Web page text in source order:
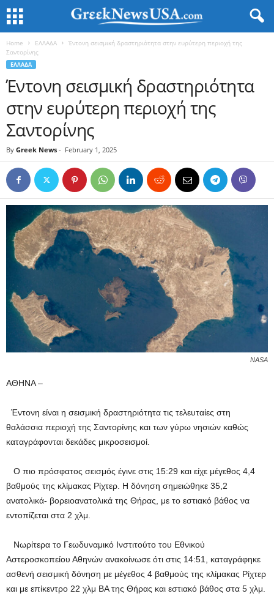
Home ΕΛΛΑΔΑ
Έντονη σεισμική δραστηριότητα στην ευρύτερη περιοχή της
Σαντορίνης
ΕΛΛΑΔΑ
Έντονη σεισμική δραστηριότητα
στην ευρύτερη περιοχή της
Σαντορίνης
By Greek News - February 1, 2025
NASA
ΑΘΗΝΑ –
Έντονη είναι η σεισμική δραστηριότητα τις τελευταίες στη
θαλάσσια περιοχή της Σαντορίνης και των γύρω νησιών καθώς
καταγράφονται δεκάδες μικροσεισμοί.
Ο πιο πρόσφατος σεισμός έγινε στις 15:29 και είχε μέγεθος 4,4
βαθμούς της κλίμακας Ρίχτερ. Η δόνηση σημειώθηκε 35,2
ανατολικά- βορειοανατολικά της Θήρας, με το εστιακό βάθος να
εντοπίζεται στα 2 χλμ.
Νωρίτερα το Γεωδυναμικό Ινστιτούτο του Εθνικού
Αστεροσκοπείου Αθηνών ανακοίνωσε ότι στις 14:51, καταγράφηκε
ασθενή σεισμική δόνηση με μέγεθος 4 βαθμούς της κλίμακας Ρίχτερ
και με επίκεντρο 22 χλμ ΒΑ της Θήρας και εστιακό βάθος στα 5 χλμ.